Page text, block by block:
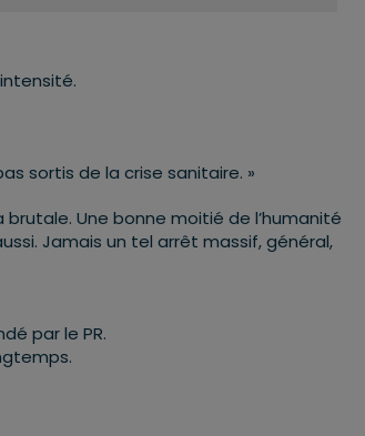
sortis de la crise sanitaire. »
Une bonne moitié de l’humanité
Jamais un tel arrêt massif, général,
par le PR.